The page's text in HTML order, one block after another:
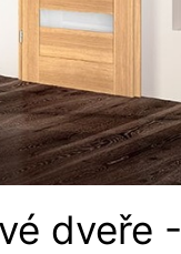
dveře